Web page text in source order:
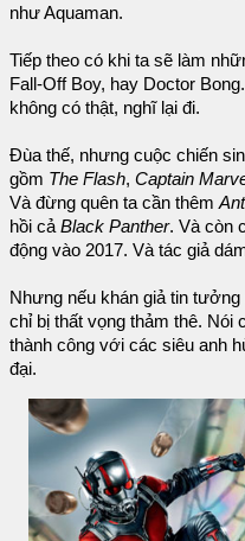
như Aquaman.
Tiếp theo có khi ta sẽ làm
Fall-Off Boy, hay Doctor
không có thật, nghĩ lại đi.
Đùa thế, nhưng cuộc chiến
gồm The Flash, Captain
Và đừng quên ta cần thêm
hồi cả Black Panther. Và còn
động vào 2017. Và tác giả
Nhưng nếu khán giả tin
chỉ bị thất vọng thảm thê. Nói
thành công với các siêu anh
đại.